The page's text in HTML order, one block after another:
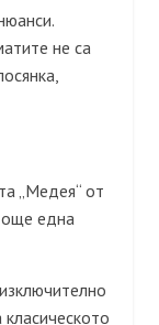
не са
„Медея“ от
още една